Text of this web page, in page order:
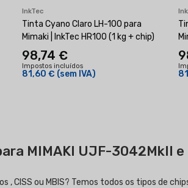
InkTec
Tinta Cyano Claro LH-100 para
Mimaki | InkTec HR100 (1 kg + chip)
98,74 €
Impostos incluídos
81,60 € (sem IVA)
MIMAKI UJF-3042MkII e
, CISS ou MBIS? Temos todos os tipos de